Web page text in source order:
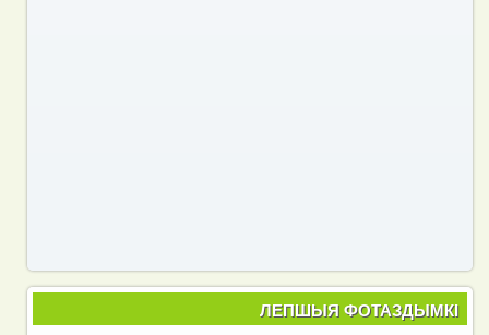
ЛЕПШЫЯ ФОТАЗДЫМКІ